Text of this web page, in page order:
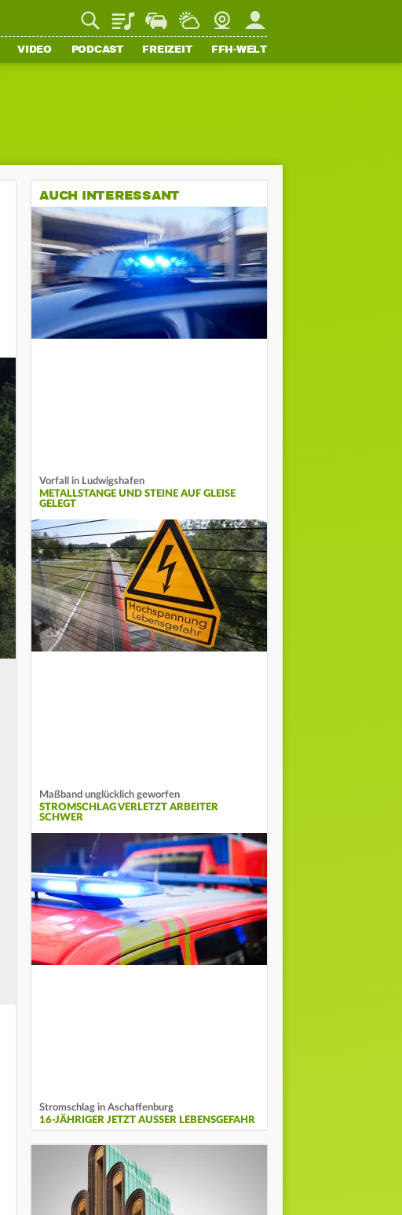
PlaylistStaupilotWetterWebcamMein FFH
VIDEO PODCAST FREIZEIT FFH-WELT
AUCH INTERESSANT
Vorfall in Ludwigshafen
METALLSTANGE UND STEINE AUF GLEISE
GELEGT
Maßband unglücklich geworfen
STROMSCHLAG VERLETZT ARBEITER
SCHWER
Stromschlag in Aschaffenburg
16-JÄHRIGER JETZT AUSSER LEBENSGEFAHR